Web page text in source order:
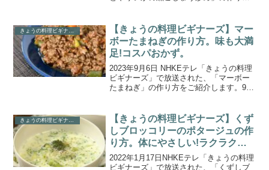
たっぷり フライパンおかず』です。今回
は、「春キ...
きょうの料理ビギナーズ
【きょうの料理ビギナーズ】マー
ボーたまねぎの作り方。味も大満
足!コスパおかず。
2023年9月6日 NHKEテレ「きょうの料理
ビギナーズ」で放送された、「マーボー
たまねぎ」の作り方をご紹介します。9月
を教えていただきます。3回目は、お手ご
ろ価格の「...
きょうの料理ビギナーズ
【きょうの料理ビギナーズ】くず
しブロッコリーのポタージュの作
り方。体にやさしい!ラクラク冬
野菜レシピ
2022年1月17日NHKEテレ「きょうの料理
ビギナーズ」で放送された、「くずしブ